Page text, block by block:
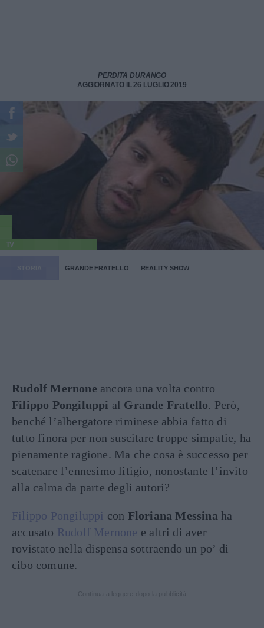
PERDITA DURANGO
AGGIORNATO IL 26 LUGLIO 2019
TV
GRANDE FRATELLO REALITY SHOW
Rudolf Mernone ancora una volta contro
Filippo Pongiluppi al Grande Fratello. Però,
benché l’albergatore riminese abbia fatto di
tutto finora per non suscitare troppe simpatie, ha
pienamente ragione. Ma che cosa è successo per
scatenare l’ennesimo litigio, nonostante l’invito
alla calma da parte degli autori?
Filippo Pongiluppi con Floriana Messina ha
accusato Rudolf Mernone e altri di aver
rovistato nella dispensa sottraendo un po’ di
cibo comune.